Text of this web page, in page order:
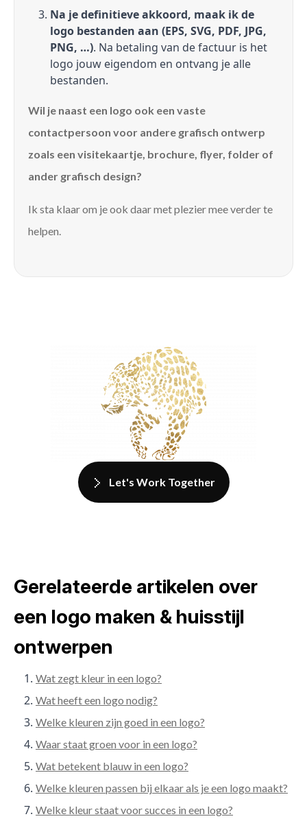
Na je definitieve akkoord, maak ik de
logo bestanden aan (EPS, SVG, PDF, JPG,
PNG, …). Na betaling van de factuur is het
logo jouw eigendom en ontvang je alle
bestanden.
Wil je naast een logo ook een vaste
contactpersoon voor andere grafisch ontwerp
zoals een visitekaartje, brochure, flyer, folder of
ander grafisch design?
Ik sta klaar om je ook daar met plezier mee verder te
helpen.
Let's Work Together
Gerelateerde artikelen over
een logo maken & huisstijl
ontwerpen
Wat zegt kleur in een logo?
Wat heeft een logo nodig?
Welke kleuren zijn goed in een logo?
Waar staat groen voor in een logo?
Wat betekent blauw in een logo?
Welke kleuren passen bij elkaar als je een logo maakt?
Welke kleur staat voor succes in een logo?